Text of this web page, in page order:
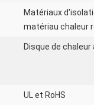
Matériaux
matériau chaleur
Disque de chaleur
UL et RoHS